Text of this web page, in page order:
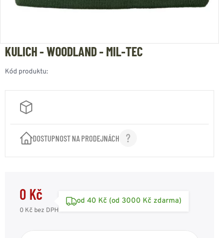
KULICH - WOODLAND - MIL-TEC
Kód produktu:
DOSTUPNOST NA PRODEJNÁCH
0 Kč
0 Kč bez DPH
od 40 Kč (od 3000 Kč zdarma)